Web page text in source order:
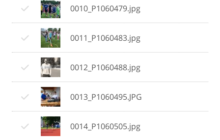
0010_P1060479.jpg
0011_P1060483.jpg
0012_P1060488.jpg
0013_P1060495.JPG
0014_P1060505.jpg